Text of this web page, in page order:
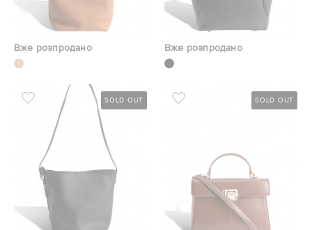
Вже розпродано Вже розпродано
SOLD OUT SOLD OUT